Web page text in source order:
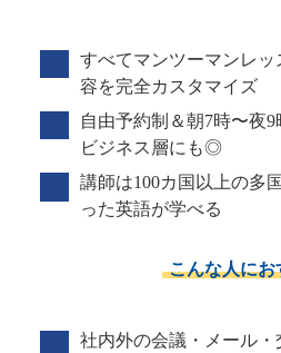
すべてマンツーマンレ
容を完全カスタマイズ
自由予約制＆朝7時〜夜
ビジネス層にも◎
講師は100カ国以上の多
った英語が学べる
こんな人にお
社内外の会議・メール・